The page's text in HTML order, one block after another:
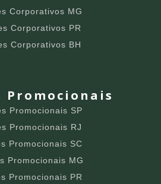
Corporativos MG
Corporativos PR
Corporativos BH
Promocionais
Promocionais SP
Promocionais RJ
Promocionais SC
Promocionais MG
Promocionais PR